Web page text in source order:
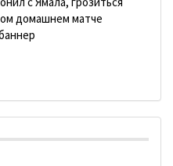
домашнем матче